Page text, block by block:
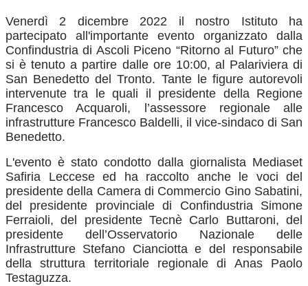
Venerdì 2 dicembre 2022 il nostro Istituto ha
partecipato all'importante evento organizzato dalla
Confindustria di Ascoli Piceno “Ritorno al Futuro” che
si è tenuto a partire dalle ore 10:00, al Palariviera di
San Benedetto del Tronto. Tante le figure autorevoli
intervenute tra le quali il presidente della Regione
Francesco Acquaroli, l’assessore regionale alle
infrastrutture Francesco Baldelli, il vice-sindaco di San
Benedetto.
L'evento è stato condotto dalla giornalista Mediaset
Safiria Leccese ed ha raccolto anche le voci del
presidente della Camera di Commercio Gino Sabatini,
del presidente provinciale di Confindustria Simone
Ferraioli, del presidente Tecnè Carlo Buttaroni, del
presidente dell’Osservatorio Nazionale delle
Infrastrutture Stefano Cianciotta e del responsabile
della struttura territoriale regionale di Anas Paolo
Testaguzza.